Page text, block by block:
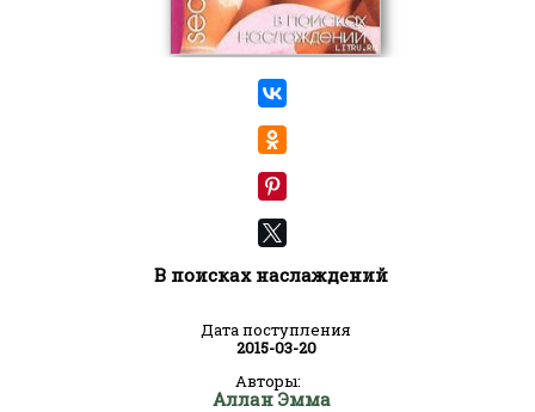
В поисках наслаждений
Дата поступления
2015-03-20
Авторы:
Аллан Эмма